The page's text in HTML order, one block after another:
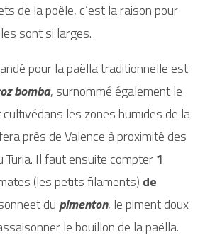
de la poêle, c’est la raison pour
sont si larges.
pour la paëlla traditionnelle est
bomba, surnommé également le
les zones humides de la
près de Valence à proximité des
Turia. Il faut ensuite compter1
(les petits filaments) de
du pimenton, le piment doux
le bouillon de la paëlla.